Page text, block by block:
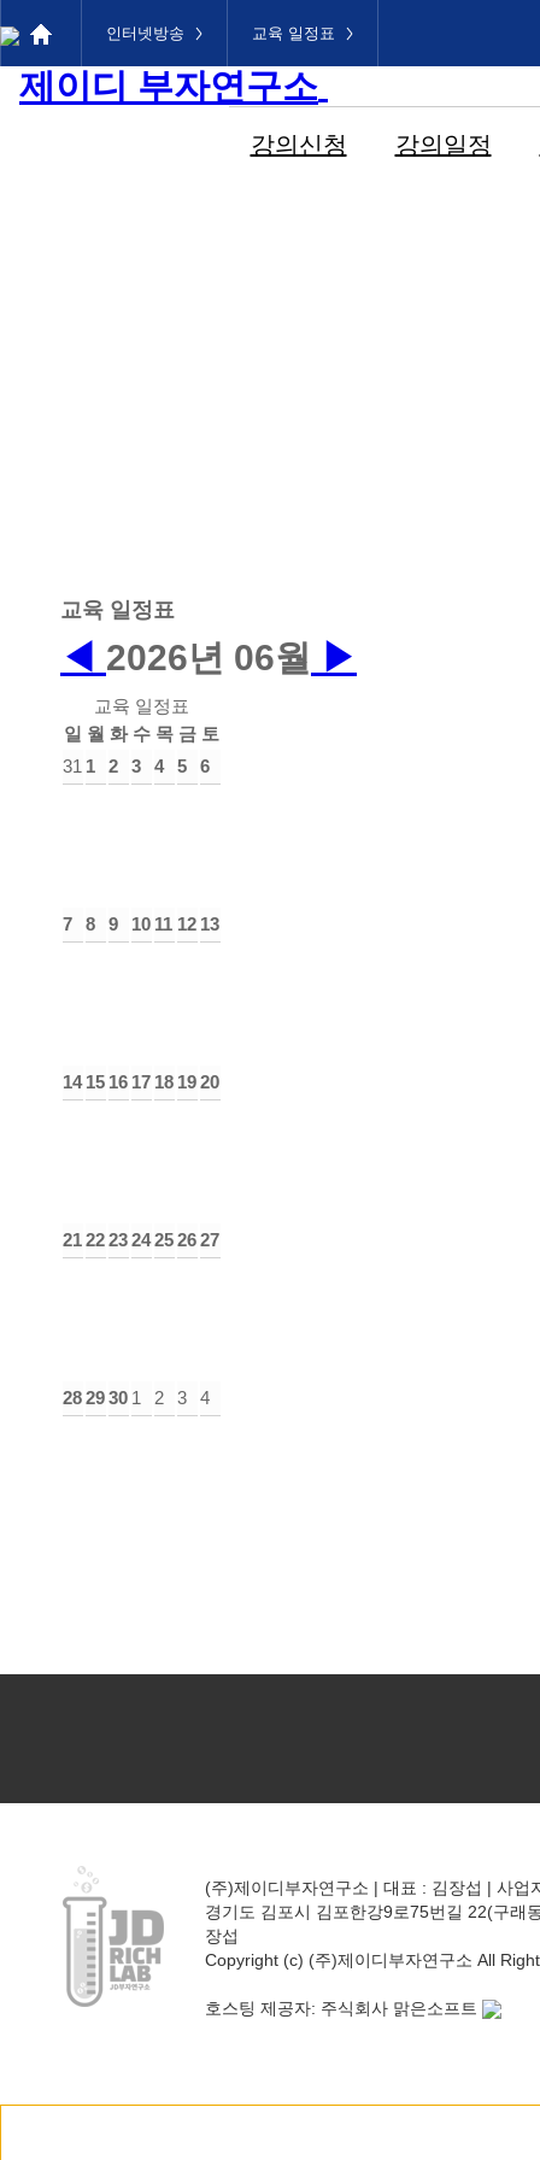
교육 일정표
인터넷방송 교육 일정표
◀ 2026년 06월 ▶
교육 일정표
일 월 화 수 목 금 토
31 1 2 3 4 5 6
7 8 9 10 11 12 13
14 15 16 17 18 1920
21222324252627
282930 1 2 3 4
강의신청 강의일정
(주)제이디부자연구소 | 대표 : 김장섭 | 사
경기도 김포시 김포한강9로75번길 22(구래
장섭
Copyright (c) (주)제이디부자연구소 All
호스팅 제공자: 주식회사 맑은소프트